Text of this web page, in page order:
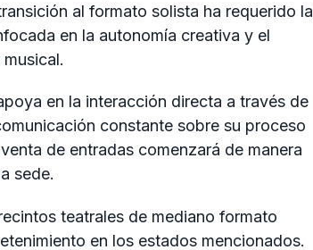
al formato solista ha requerido la
en la autonomía creativa y el
en la interacción directa a través de
constante sobre su proceso
de entradas comenzará de manera
sede.
teatrales de mediano formato
en los estados mencionados.